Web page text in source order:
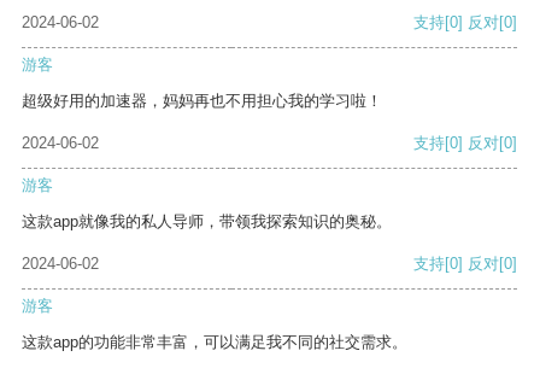
2024-06-02 支持[0] 反对[0]
游客
超级好用的加速器，妈妈再也不用担心我的学习啦！
2024-06-02 支持[0] 反对[0]
游客
这款app就像我的私人导师，带领我探索知识的奥秘。
2024-06-02 支持[0] 反对[0]
游客
这款app的功能非常丰富，可以满足我不同的社交需求。